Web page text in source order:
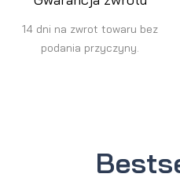
14 dni na zwrot towaru bez
podania przyczyny.